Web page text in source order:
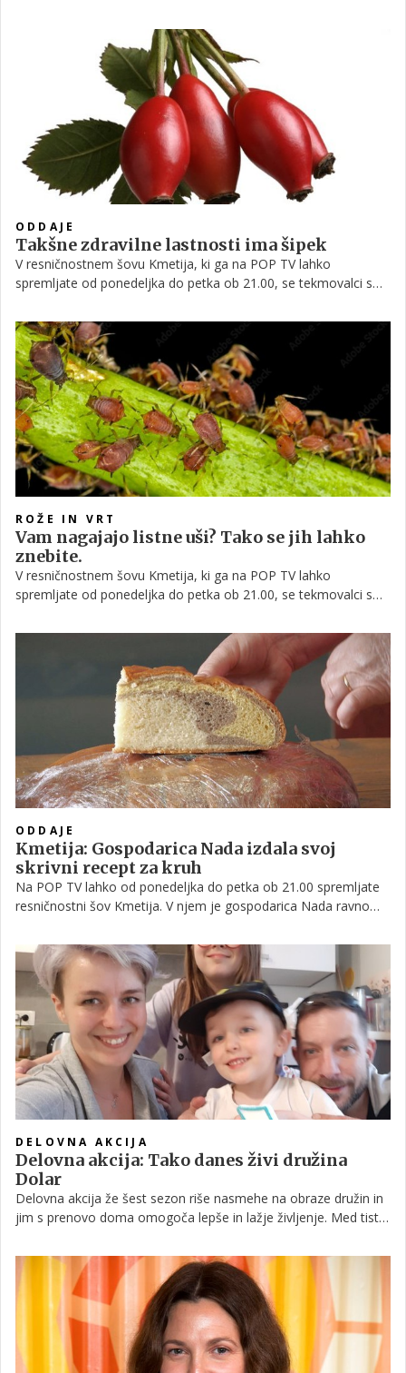
žganje, ki nas bo grelo v zimskih dneh.
ODDAJE
Takšne zdravilne lastnosti ima šipek
V resničnostnem šovu Kmetija, ki ga na POP TV lahko
spremljate od ponedeljka do petka ob 21.00, se tekmovalci s
Kmečka pratika v sebi skriva vse potrebne informacije, ki
tekmovalcem lajšajo življenje na posestvu, v njej pa so opisane
tudi različne rastline, vključno z njihovo uporabo in zdravilnimi
lastnostmi. Ena od teh je tudi šipek.
ROŽE IN VRT
Vam nagajajo listne uši? Tako se jih lahko
znebite.
V resničnostnem šovu Kmetija, ki ga na POP TV lahko
spremljate od ponedeljka do petka ob 21.00, se tekmovalci s
Kmečka pratika v sebi skriva vse potrebne informacije, ki
tekmovalcem lajšajo življenje na posestvu, prav tako pa
vsebuje tudi pester nabor nasvetov, kot je denimo ta, kako se
lahko znebimo listnih uši.
ODDAJE
Kmetija: Gospodarica Nada izdala svoj
skrivni recept za kruh
Na POP TV lahko od ponedeljka do petka ob 21.00 spremljate
resničnostni šov Kmetija. V njem je gospodarica Nada ravno
vam v nadaljevanju razkrivamo, kakšen je njen recept za kruh.
DELOVNA AKCIJA
Delovna akcija: Tako danes živi družina
Dolar
Delovna akcija že šest sezon riše nasmehe na obraze družin in
jim s prenovo doma omogoča lepše in lažje življenje. Med tiste,
zakonca Dolar, ki smo ju spoznali v drugi sezoni oddaje
Delovna akcija. A ko je na njuna vrata potrkala Ana Praznik s
svojimi mojstri, se je njihovo življenje za vedno spremenilo.
Celo do te mere, da so se odločili za korak naprej.